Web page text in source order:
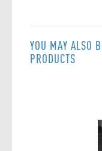
YOU MAY ALSO
PRODUCTS